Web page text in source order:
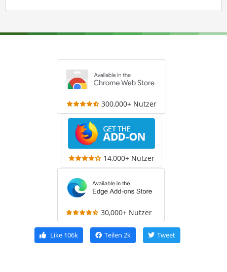
300,000+ Nutzer
14,000+ Nutzer
30,000+ Nutzer
Like 106k Teilen 2k Tweet